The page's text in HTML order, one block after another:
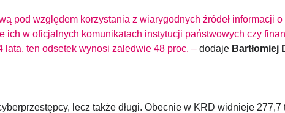
pod względem korzystania z wiarygodnych źródeł informacji
ich w oficjalnych komunikatach instytucji państwowych czy
ten odsetek wynosi zaledwie 48 proc. – dodaje Bartłomiej
lecz także długi. Obecnie w KRD widnieje 277,7